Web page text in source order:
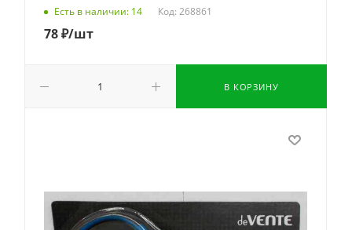
Есть в наличии: 14 Код: 268861
78₽/шт
В КОРЗИНУ